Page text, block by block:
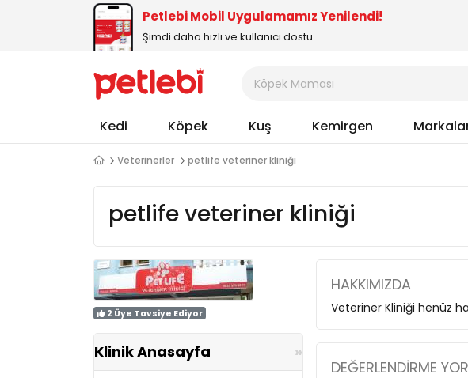
Petlebi Mobil Uygulamamız Yenilendi!
Şimdi daha hızlı ve kullanıcı dostu
Kedi Köpek Kuş Kemirgen
Veterinerler petlife veteriner kliniği
petlife veteriner kliniği
2 Üye Tavsiye Ediyor
Klinik Anasayfa
HAKKIMIZDA
Veteriner Kliniği henüz
DEĞERLENDIRME